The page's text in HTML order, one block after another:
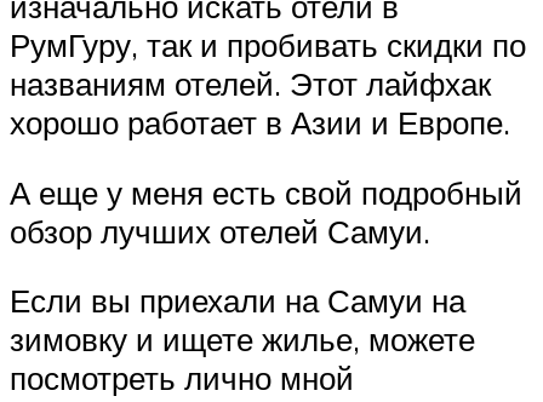
РумГуру, так и пробивать скидки по
названиям отелей. Этот лайфхак
хорошо работает в Азии и Европе.
А еще у меня есть свой подробный
обзор лучших отелей Самуи.
Если вы приехали на Самуи на
зимовку и ищете жилье, можете
посмотреть лично мной